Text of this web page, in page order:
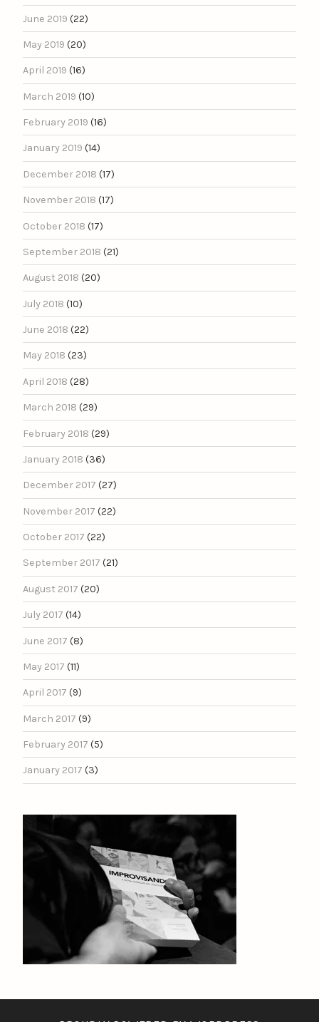
June 2019 (22)
May 2019 (20)
April 2019 (16)
March 2019 (10)
February 2019 (16)
January 2019 (14)
December 2018 (17)
November 2018 (17)
October 2018 (17)
September 2018 (21)
August 2018 (20)
July 2018 (10)
June 2018 (22)
May 2018 (23)
April 2018 (28)
March 2018 (29)
February 2018 (29)
January 2018 (36)
December 2017 (27)
November 2017 (22)
October 2017 (22)
September 2017 (21)
August 2017 (20)
July 2017 (14)
June 2017 (8)
May 2017 (11)
April 2017 (9)
March 2017 (9)
February 2017 (5)
January 2017 (3)